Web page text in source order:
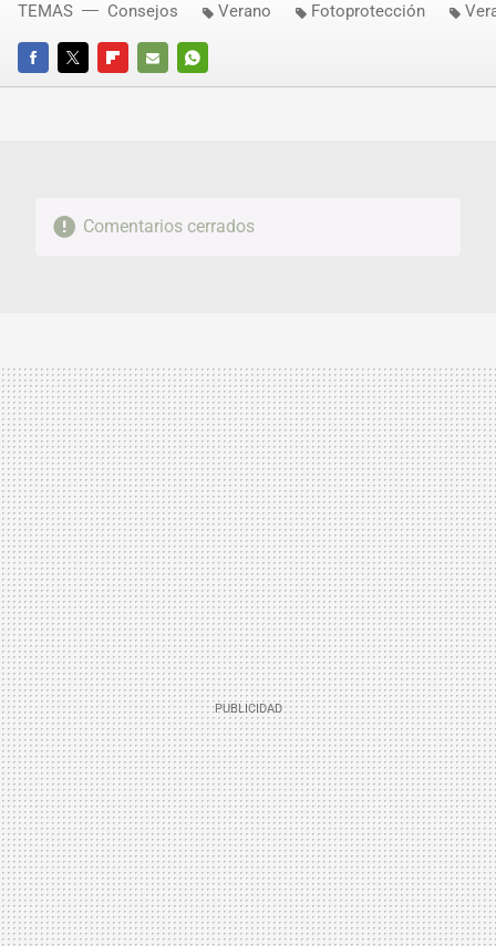
FACEBOOKTWITTERFLIPBOARD
E-
WHATSAPP
TEMAS Consejos Verano Fotoprotección
Comentarios cerrados